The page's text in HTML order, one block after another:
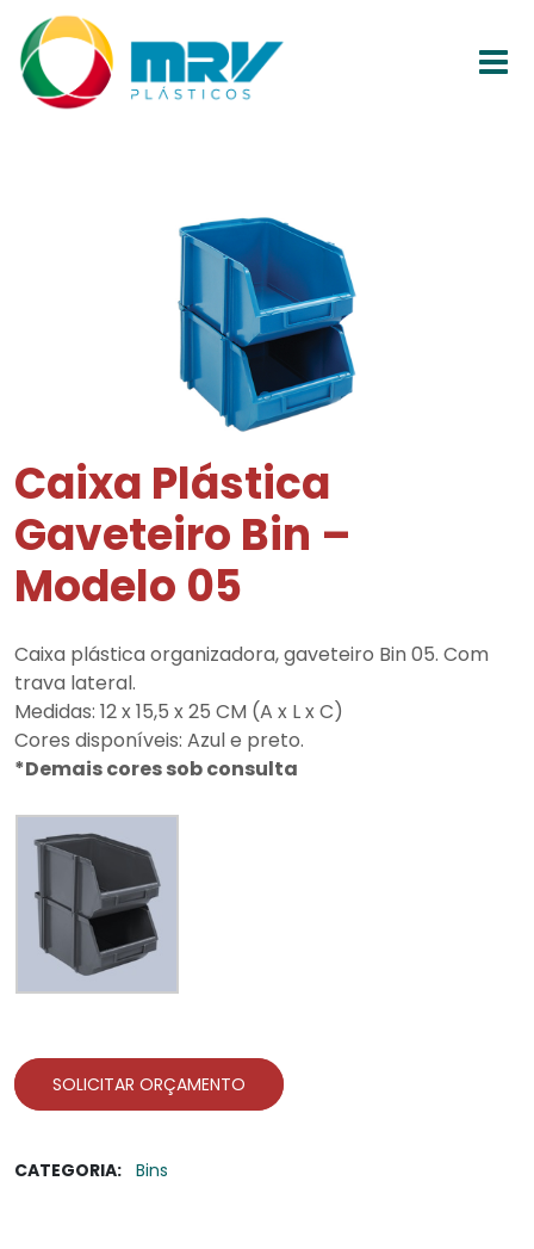
Caixa Plástica
Gaveteiro Bin –
Modelo 05
Caixa plástica organizadora, gaveteiro Bin 05. Com
trava lateral.
Medidas: 12 x 15,5 x 25 CM (A x L x C)
Cores disponíveis: Azul e preto.
*Demais cores sob consulta
SOLICITAR ORÇAMENTO
CATEGORIA: Bins